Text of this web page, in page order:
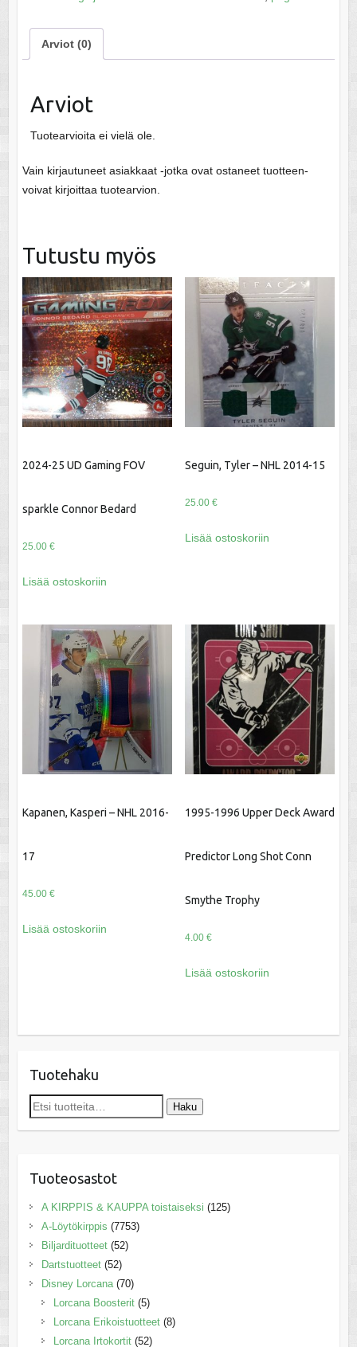
Scott
Stevens
Arviot (0)
Arviot
Tuotearvioita ei vielä ole.
Vain kirjautuneet asiakkaat -jotka ovat ostaneet tuotteen-
voivat kirjoittaa tuotearvion.
Tutustu myös
2024-25 UD Gaming FOV
sparkle Connor Bedard
25.00 €
Lisää ostoskoriin
Seguin, Tyler – NHL 2014-15
25.00 €
Lisää ostoskoriin
Kapanen, Kasperi – NHL 2016-
17
45.00 €
Lisää ostoskoriin
1995-1996 Upper Deck Award
Predictor Long Shot Conn
Smythe Trophy
4.00 €
Lisää ostoskoriin
Tuotehaku
Etsi: Haku
Tuoteosastot
A KIRPPIS & KAUPPA toistaiseksi (125)
A-Löytökirppis (7753)
Biljardituotteet (52)
Dartstuotteet (52)
Disney Lorcana (70)
Lorcana Boosterit (5)
Lorcana Erikoistuotteet (8)
Lorcana Irtokortit (52)